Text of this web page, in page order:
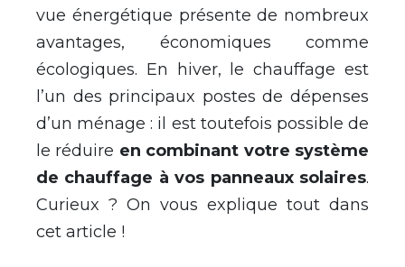
vue énergétique présente de nombreux
avantages, économiques comme
écologiques. En hiver, le chauffage est
l’un des principaux postes de dépenses
d’un ménage : il est toutefois possible de
le réduire en combinant votre système
de chauffage à vos panneaux solaires.
Curieux ? On vous explique tout dans
cet article !